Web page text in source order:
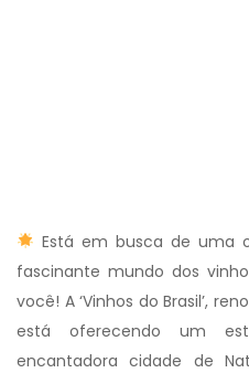
Está em busca de uma
fascinante mundo dos
você! A ‘Vinhos do Brasil’,
está oferecendo um
encantadora cidade de